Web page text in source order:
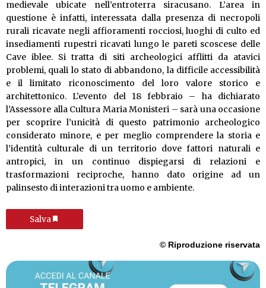
medievale ubicate nell’entroterra siracusano. L’area in
questione è infatti, interessata dalla presenza di necropoli
rurali ricavate negli affioramenti rocciosi, luoghi di culto ed
insediamenti rupestri ricavati lungo le pareti scoscese delle
Cave iblee. Si tratta di siti archeologici afflitti da atavici
problemi, quali lo stato di abbandono, la difficile accessibilità
e il limitato riconoscimento del loro valore storico e
architettonico. L’evento del 18 febbraio – ha dichiarato
l’Assessore alla Cultura Maria Monisteri – sarà una occasione
per scoprire l’unicità di questo patrimonio archeologico
considerato minore, e per meglio comprendere la storia e
l’identità culturale di un territorio dove fattori naturali e
antropici, in un continuo dispiegarsi di relazioni e
trasformazioni reciproche, hanno dato origine ad un
palinsesto di interazioni tra uomo e ambiente.
Salva
© Riproduzione riservata